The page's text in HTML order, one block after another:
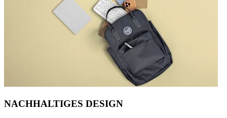
NACHHALTIGES DESIGN